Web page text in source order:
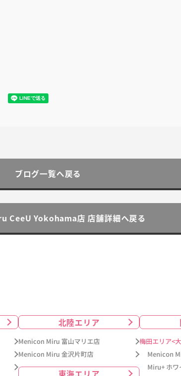
ブログ一覧へ戻る
CeeU Yokohama店 店舗詳細へ戻る
北陸エリア
Menicon Miru 富山マリエ店
Menicon Miru 金沢片町店
東海エリア
梅田エリア<
Menicon
Miru+ ホワ